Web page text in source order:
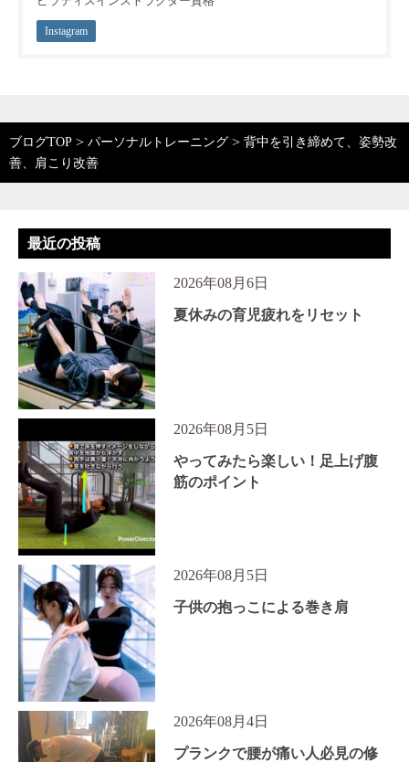
Instagram
ブログTOP > パーソナルトレーニング > 背中を引き締めて、姿勢改
善、肩こり改善
最近の投稿
2026年08月6日
夏休みの育児疲れをリセット
2026年08月5日
やってみたら楽しい！足上げ腹
筋のポイント
2026年08月5日
子供の抱っこによる巻き肩
2026年08月4日
プランクで腰が痛い人必見の修